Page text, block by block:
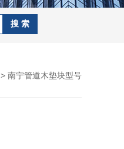
> 南宁管道木垫块型号